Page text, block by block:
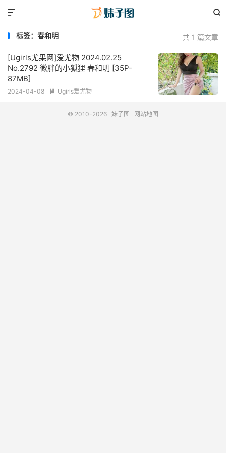


共 1 篇文章
标签：春和明
[Ugirls尤果网]爱尤物 2024.02.25
No.2792 微胖的小狐狸 春和明 [35P-
87MB]
2024-04-08  Ugirls爱尤物
© 2010-2026 妹子图 网站地图